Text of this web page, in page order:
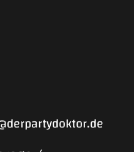
derpartydoktor.de